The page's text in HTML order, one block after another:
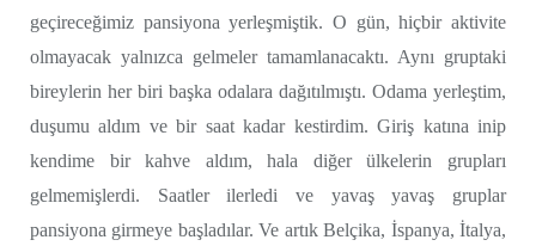
geçireceğimiz pansiyona yerleşmiştik. O gün, hiçbir aktivite
olmayacak yalnızca gelmeler tamamlanacaktı. Aynı gruptaki
bireylerin her biri başka odalara dağıtılmıştı. Odama yerleştim,
duşumu aldım ve bir saat kadar kestirdim. Giriş katına inip
kendime bir kahve aldım, hala diğer ülkelerin grupları
gelmemişlerdi. Saatler ilerledi ve yavaş yavaş gruplar
pansiyona girmeye başladılar. Ve artık Belçika, İspanya, İtalya,